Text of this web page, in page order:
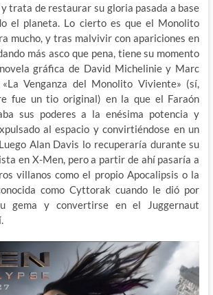
trata de restaurar su gloria pasada a base
el planeta. Lo cierto es que el Monolito
mucho, y tras malvivir con apariciones en
más asco que pena, tiene su momento
gráfica de David Michelinie y Marc
Venganza del Monolito Viviente» (sí,
fue un tio original) en la que el Faraón
sus poderes a la enésima potencia y
al espacio y convirtiéndose en un
Alan Davis lo recuperaría durante su
en X-Men, pero a partir de ahí pasaría a
villanos como el propio Apocalipsis o la
como Cyttorak cuando le dió por
gema y convertirse en el Juggernaut